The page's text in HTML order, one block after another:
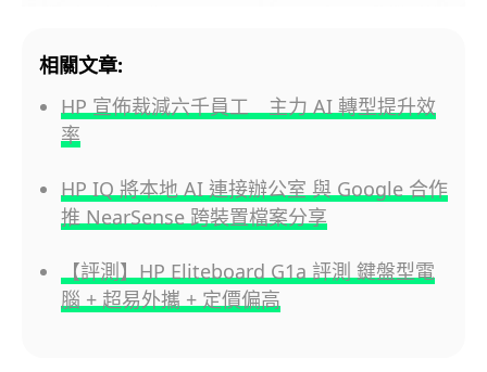
相關文章:
HP 宣佈裁減六千員工 主力 AI 轉型提升效
率
HP IQ 將本地 AI 連接辦公室 與 Google 合作
推 NearSense 跨裝置檔案分享
【評測】HP Eliteboard G1a 評測 鍵盤型電
腦 + 超易外攜 + 定價偏高